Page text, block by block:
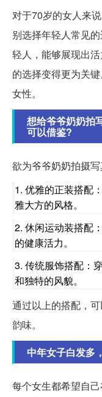
对于70岁的女人来
别选择年轻人常见
轻人，能够展现出
的选择变得更为关
女性。
想给爷爷奶奶拍
可以借鉴?
欲为爷爷奶奶拍摄
1. 优雅的正装搭配
雅大方的风格。
2. 休闲运动装搭配
的健康活力。
3. 传统服饰搭配：
和独特的风貌。
通过以上的搭配，
韵味。
中年女子白发多
每个女生都希望自